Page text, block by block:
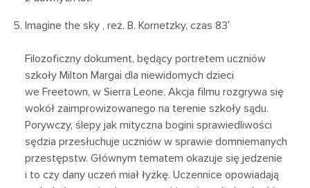
Imagine the sky , reż. B. Kornetzky, czas 83′
Filozoficzny dokument, będący portretem uczniów
szkoły Milton Margai dla niewidomych dzieci
we Freetown, w Sierra Leone. Akcja filmu rozgrywa się
wokół zaimprowizowanego na terenie szkoły sądu.
Porywczy, ślepy jak mityczna bogini sprawiedliwości
sędzia przesłuchuje uczniów w sprawie domniemanych
przestępstw. Głównym tematem okazuje się jedzenie
i to czy dany uczeń miał łyżkę. Uczennice opowiadają